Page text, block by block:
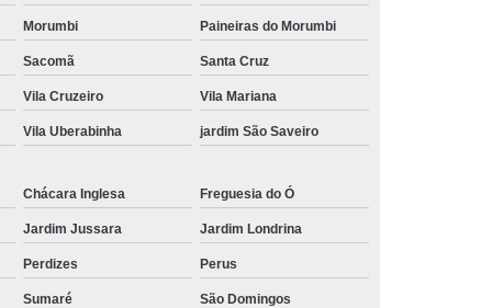
Morumbi Paineiras do Morumbi
Sacomã Santa Cruz
Vila Cruzeiro Vila Mariana
Vila Uberabinha jardim São Saveiro
Chácara Inglesa Freguesia do Ó
Jardim Jussara Jardim Londrina
Perdizes Perus
Sumaré São Domingos